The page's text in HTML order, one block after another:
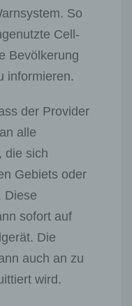
So
Cell-
Bevölkerung
informieren.
der Provider
alle
die sich
Gebiets oder
Diese
sofort auf
Die
auch an zu
wird.